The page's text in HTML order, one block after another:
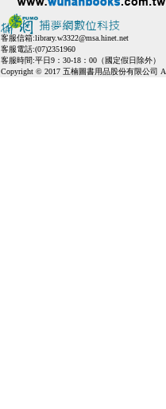
客服信箱:library.w3322@msa.hinet.net
客服電話:(07)2351960
客服時間:平日9：30-18：00（國定假日除外）
Copyright © 2017 五楠圖書用品股份有限公司